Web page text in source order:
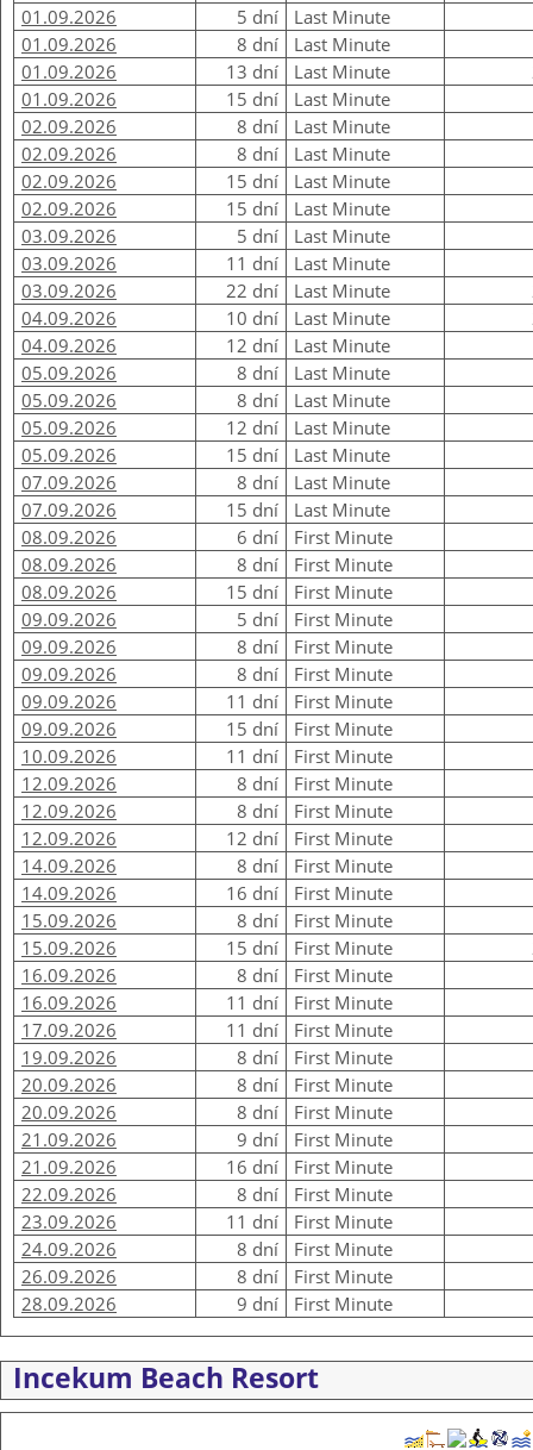
01.09.2026
5 dní Last Minute
01.09.2026
8 dní Last Minute
01.09.2026
13 dní Last Minute
01.09.2026
15 dní Last Minute
02.09.2026
8 dní Last Minute
02.09.2026
8 dní Last Minute
02.09.2026
15 dní Last Minute
02.09.2026
15 dní Last Minute
03.09.2026
5 dní
Last Minute
03.09.2026
11 dní Last Minute
03.09.2026
22 dní Last Minute
04.09.2026
10 dní Last Minute
04.09.2026
12 dní Last Minute
05.09.2026
8 dní Last Minute
05.09.2026
8 dní Last Minute
05.09.2026
12 dní Last Minute
05.09.2026
15 dní Last Minute
07.09.2026
8 dní Last Minute
07.09.2026
15 dní Last Minute
08.09.2026
6 dní First Minute
08.09.2026
8 dní First Minute
08.09.2026
15 dní First Minute
09.09.2026
5 dní First Minute
09.09.2026
8 dní First Minute
09.09.2026
8 dní First Minute
09.09.2026
11 dní First Minute
09.09.2026
15 dní First Minute
10.09.2026
11 dní First Minute
12.09.2026
8 dní First Minute
12.09.2026
8 dní First Minute
12.09.2026
12 dní First Minute
14.09.2026
8 dní First Minute
14.09.2026
16 dní First Minute
15.09.2026
8 dní First Minute
15.09.2026
15 dní First Minute
16.09.2026
8 dní First Minute
16.09.2026
11 dní First Minute
17.09.2026
11 dní First Minute
19.09.2026
8 dní First Minute
20.09.2026
8 dní First Minute
20.09.2026
8 dní First Minute
21.09.2026
9 dní First Minute
21.09.2026
16 dní First Minute
22.09.2026
8 dní First Minute
23.09.2026
11 dní First Minute
24.09.2026
8 dní
First Minute
26.09.2026
8 dní
First Minute
28.09.2026
9 dní First Minute
Incekum Beach Resort